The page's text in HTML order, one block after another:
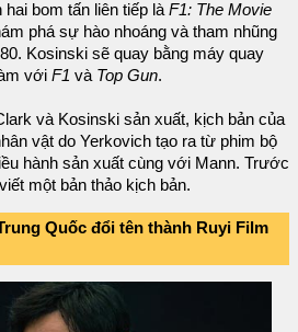
bom tấn liên tiếp làF1: The Movie
phá sự hào nhoáng và tham nhũng
Kosinski sẽ quay bằng máy quay
với F1 và Top Gun.
và Kosinski sản xuất, kịch bản của
vật do Yerkovich tạo ra từ phim bộ
hành sản xuất cùng với Mann. Trước
một bản thảo kịch bản.
Quốc đổi tên thành Ruyi Film